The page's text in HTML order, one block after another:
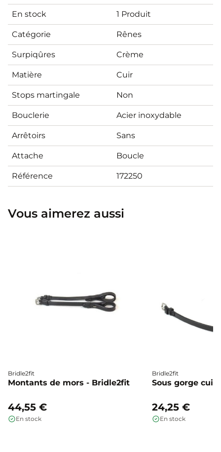
En stock 1 Produit
Catégorie Rênes
Surpiqûres Crème
Matière Cuir
Stops martingale Non
Bouclerie Acier inoxydable
Arrêtoirs Sans
Attache Boucle
Référence 172250
Vous aimerez aussi
Bridle2fit
Montants de mors - Bridle2fit
44,55 €
En stock
Bridle2fit
Sous gorge
24,25 €
En stock